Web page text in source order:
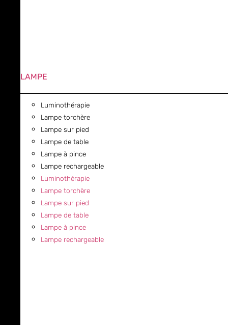
LAMPE
Luminothérapie
Lampe torchère
Lampe sur pied
Lampe de table
Lampe à pince
Lampe rechargeable
Luminothérapie
Lampe torchère
Lampe sur pied
Lampe de table
Lampe à pince
Lampe rechargeable